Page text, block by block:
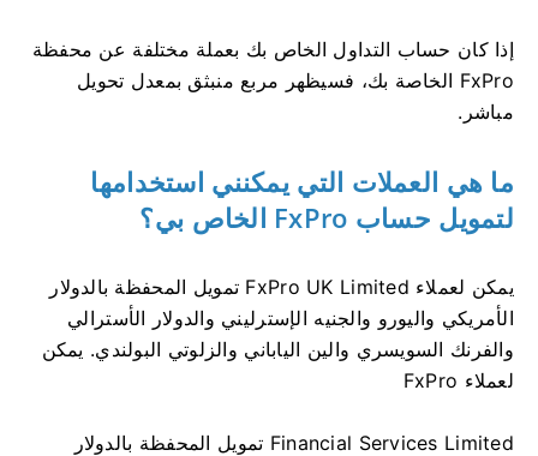
إذا كان حساب التداول الخاص بك بعملة مختلفة عن محفظة
FxPro الخاصة بك، فسيظهر مربع منبثق بمعدل تحويل
مباشر.
ما هي العملات التي يمكنني استخدامها
لتمويل حساب FxPro الخاص بي؟
يمكن لعملاء FxPro UK Limited تمويل المحفظة بالدولار
الأمريكي واليورو والجنيه الإسترليني والدولار الأسترالي
والفرنك السويسري والين الياباني والزلوتي البولندي. يمكن
لعملاء FxPro
Financial Services Limited تمويل المحفظة بالدولار